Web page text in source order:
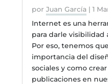
por Juan García | 1
Internet es una
para darle visibilidad
Por eso, tenemos
importancia del
sociales y como
publicaciones en